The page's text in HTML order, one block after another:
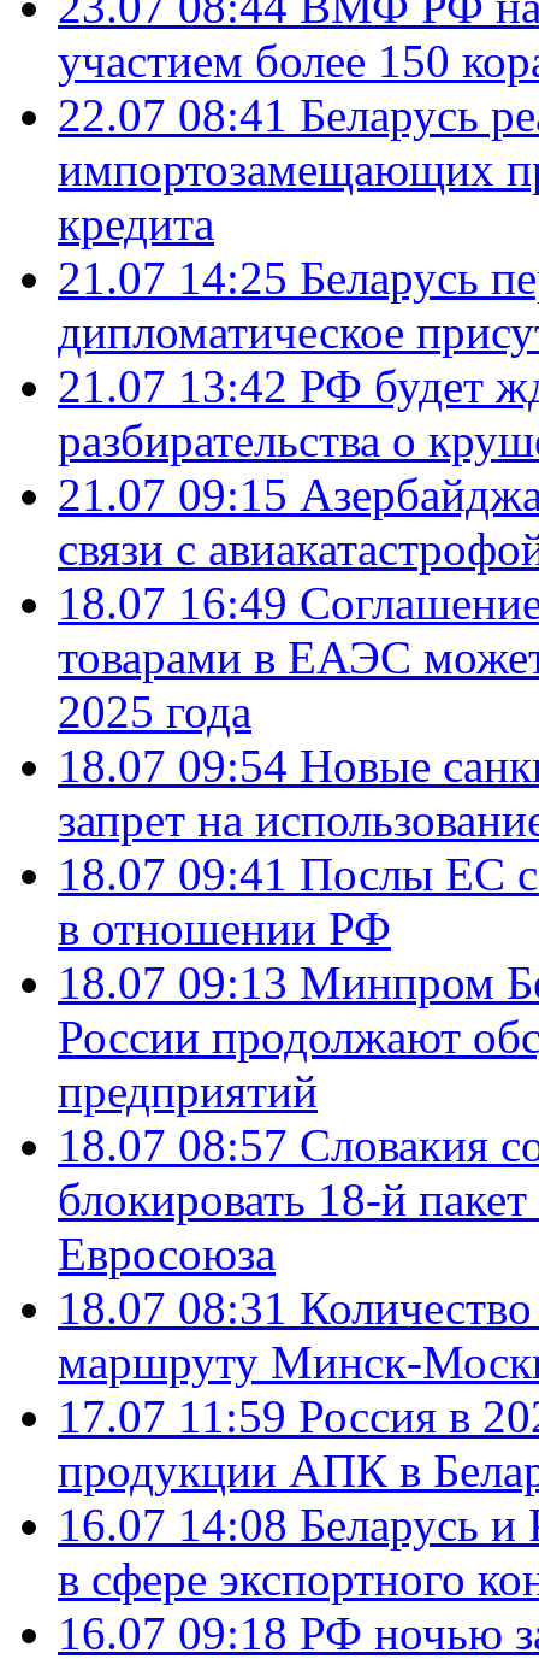
участием более 150
22.07 08:41 Беларусь
импортозамещающих
кредита
21.07 14:25 Беларусь
дипломатическое
21.07 13:42 РФ будет
разбирательства о
21.07 09:15
связи с
18.07 16:49
товарами в ЕАЭС
2025 года
18.07 09:54 Новые
запрет на
18.07 09:41 Послы ЕС
в отношении РФ
18.07 09:13 Минпром
России продолжают
предприятий
18.07 08:57 Словакия
блокировать 18-й
Евросоюза
18.07 08:31
маршруту Минск-
17.07 11:59 Россия в
продукции АПК в
16.07 14:08 Беларусь и
в сфере экспортного
16.07 09:18 РФ ночью